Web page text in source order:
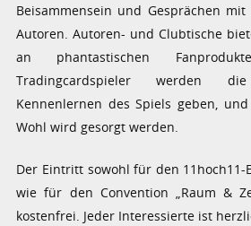
Beisammensein und Gesprächen
Autoren. Autoren- und Clubtische
an phantastischen
Tradingcardspieler werden
Kennenlernen des Spiels geben,
Wohl wird gesorgt werden.
Der Eintritt sowohl für den 11hoch11-
wie für den Convention „Raum &
kostenfrei. Jeder Interessierte ist